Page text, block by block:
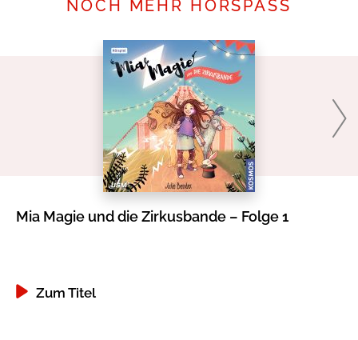
NOCH MEHR HÖRSPASS
Mia Magie und die Zirkusbande – Folge 1
Zum Titel